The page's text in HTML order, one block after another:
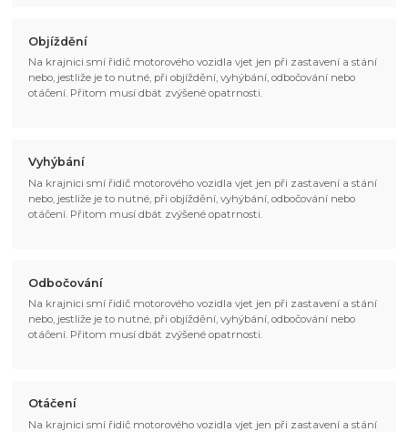
Objíždění
Na krajnici smí řidič motorového vozidla vjet jen při zastavení a stání
nebo, jestliže je to nutné, při objíždění, vyhýbání, odbočování nebo
otáčení. Přitom musí dbát zvýšené opatrnosti.
Vyhýbání
Na krajnici smí řidič motorového vozidla vjet jen při zastavení a stání
nebo, jestliže je to nutné, při objíždění, vyhýbání, odbočování nebo
otáčení. Přitom musí dbát zvýšené opatrnosti.
Odbočování
Na krajnici smí řidič motorového vozidla vjet jen při zastavení a stání
nebo, jestliže je to nutné, při objíždění, vyhýbání, odbočování nebo
otáčení. Přitom musí dbát zvýšené opatrnosti.
Otáčení
Na krajnici smí řidič motorového vozidla vjet jen při zastavení a stání